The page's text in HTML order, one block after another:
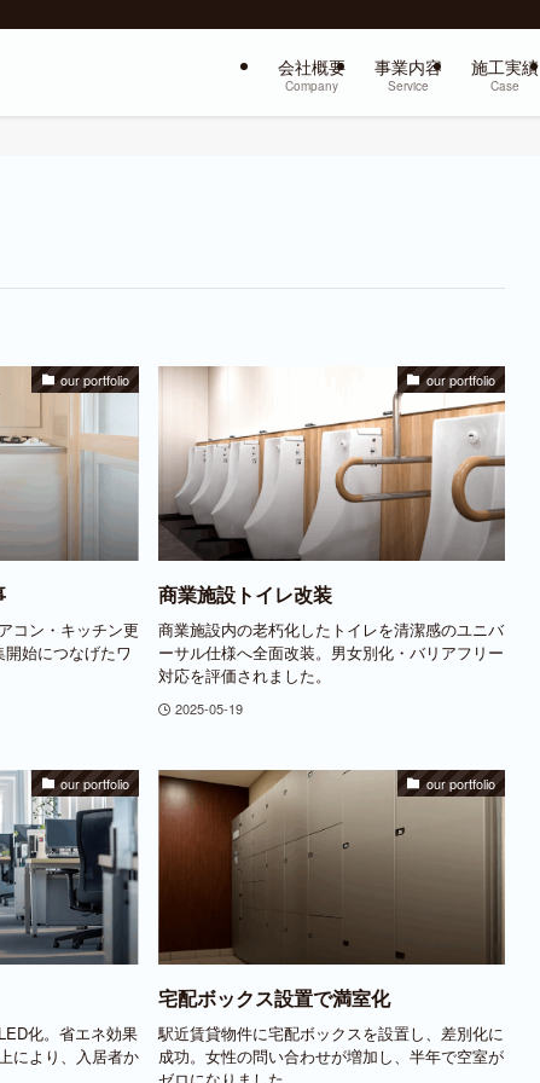
会社概要
Company
事業内容
Service
施工実績
Case
our portfolio
コン・キッチン更
始につなげたワ
our portfolio
商業施設トイレ改装
商業施設内の老朽化したトイレを清潔感のユニバ
ーサル仕様へ全面改装。男女別化・バリアフリー
対応を評価されました。
2025-05-19
our portfolio
化。省エネ効果
により、入居者か
our portfolio
宅配ボックス設置で満室化
駅近賃貸物件に宅配ボックスを設置し、差別化に
成功。女性の問い合わせが増加し、半年で空室が